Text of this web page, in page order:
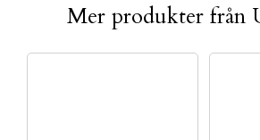
Mer produkter från